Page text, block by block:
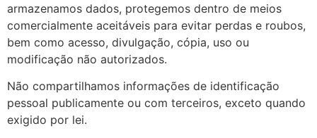
armazenamos dados, protegemos dentro de meios
comercialmente aceitáveis ​​para evitar perdas e roubos,
bem como acesso, divulgação, cópia, uso ou
modificação não autorizados.
Não compartilhamos informações de identificação
pessoal publicamente ou com terceiros, exceto quando
exigido por lei.